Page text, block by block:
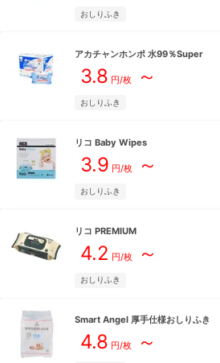
おしりふき
アカチャンホンポ 水99％Super
3.8 円/枚～
おしりふき
リコ Baby Wipes
3.9 円/枚～
おしりふき
リコ PREMIUM
4.2 円/枚～
おしりふき
Smart Angel 厚手仕様おしりふき
4.8 円/枚～